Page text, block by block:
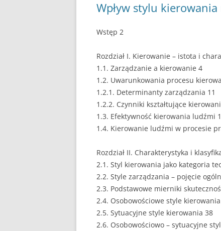
FINANSE
GASTRONOMIA
HISTORIA
HOTELARSTWO
MARKETING
Wpływ stylu
Wstęp 2
Rozdział I. Kierowanie – istota i
1.1. Zarządzanie a kierowanie 4
1.2. Uwarunkowania procesu
1.2.1. Determinanty zarządzania 11
1.2.2. Czynniki kształtujące
1.3. Efektywność kierowania ludźmi
1.4. Kierowanie ludźmi w procesie
Rozdział II. Charakterystyka i
2.1. Styl kierowania jako kategoria
2.2. Style zarządzania – pojęcie
2.3. Podstawowe mierniki
2.4. Osobowościowe style
2.5. Sytuacyjne style kierowania 38
2.6. Osobowościowo – sytuacyjne